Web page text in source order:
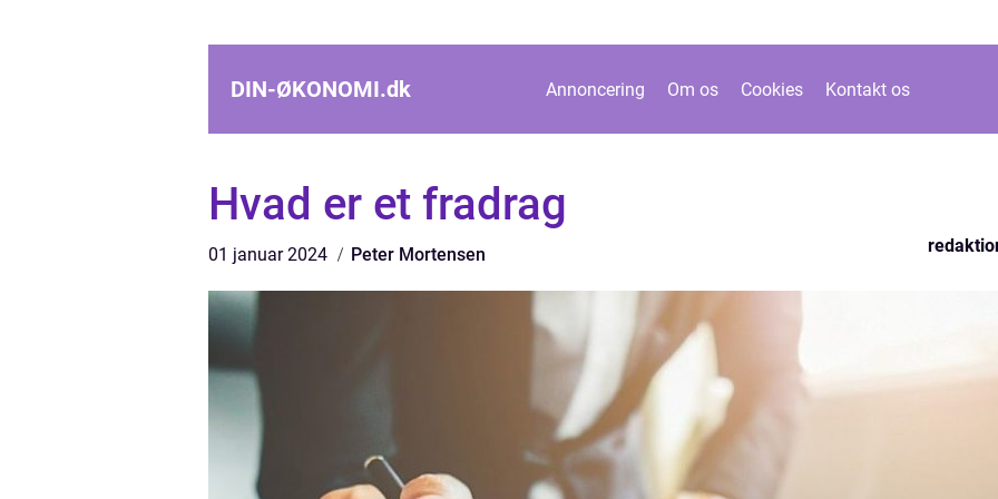
DIN-ØKONOMI.dk Annoncering Om os Cookies Kontakt os
Hvad er et fradrag
01 januar 2024 Peter Mortensen